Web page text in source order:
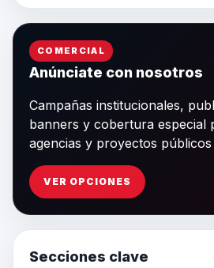
COMERCIAL
Anúnciate con nosotros
Campañas institucionales,
banners y cobertura especial
agencias y proyectos
VER OPCIONES
Secciones clave